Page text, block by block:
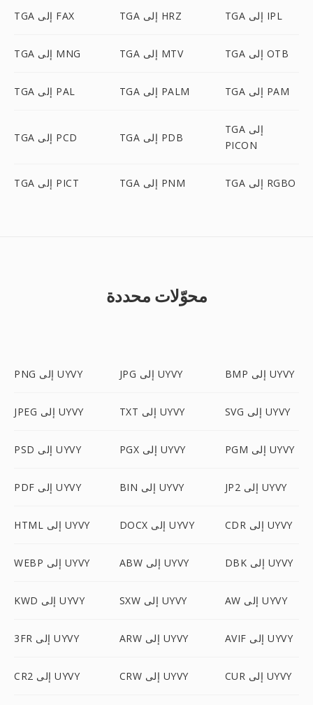
TGA إلى FAX TGA إلى HRZ TGA إلى IPL
TGA إلى MNG TGA إلى MTV TGA إلى OTB
TGA إلى PAL TGA إلى PALM TGA إلى PAM
TGA إلى PCD TGA إلى PDB
TGA إلى
PICON
TGA إلى PICT TGA إلى PNM TGA إلى RGBO
محوّلات محددة
PNG إلى UYVY JPG إلى UYVY BMP إلى UYVY
JPEG إلى UYVY TXT إلى UYVY SVG إلى UYVY
PSD إلى UYVY PGX إلى UYVY PGM إلى UYVY
PDF إلى UYVY BIN إلى UYVY JP2 إلى UYVY
HTML إلى UYVY DOCX إلى UYVY CDR إلى UYVY
WEBP إلى UYVY ABW إلى UYVY DBK إلى UYVY
KWD إلى UYVY SXW إلى UYVY AW إلى UYVY
3FR إلى UYVY ARW إلى UYVY AVIF إلى UYVY
CR2 إلى UYVY CRW إلى UYVY CUR إلى UYVY